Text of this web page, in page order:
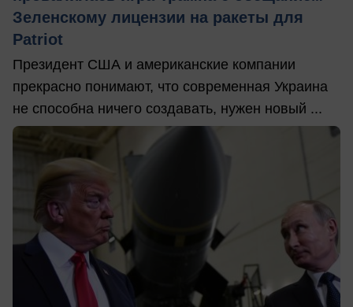
Зеленскому лицензии на ракеты для
Patriot
Президент США и американские компании
прекрасно понимают, что современная Украина
не способна ничего создавать, нужен новый ...